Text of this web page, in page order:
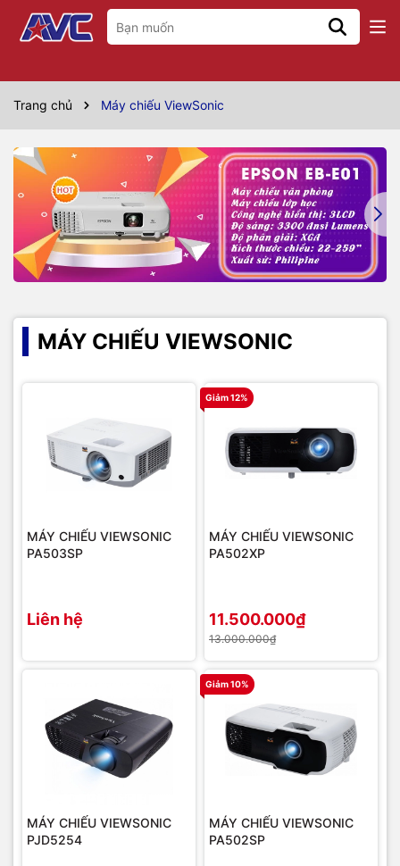
Trang chủ Máy chiếu ViewSonic
MÁY CHIẾU VIEWSONIC
MÁY CHIẾU VIEWSONIC
PA503SP
Liên hệ
Giảm 12%
MÁY CHIẾU VIEWSONIC
PA502XP
11.500.000₫
13.000.000₫
MÁY CHIẾU VIEWSONIC
PJD5254
Giảm 10%
MÁY CHIẾU VIEWSONIC
PA502SP